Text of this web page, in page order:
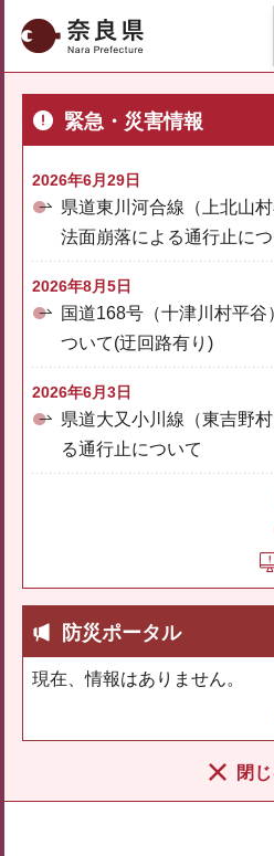
奈良県
緊急・災害情報
2026年6月29日
県道東川河合線（上北山
法面崩落による通行止に
2026年8月5日
国道168号（十津川村平
ついて(迂回路有り)
2026年6月3日
県道大又小川線（東吉野
る通行止について
防災ポータル
現在、情報はありません。
閉